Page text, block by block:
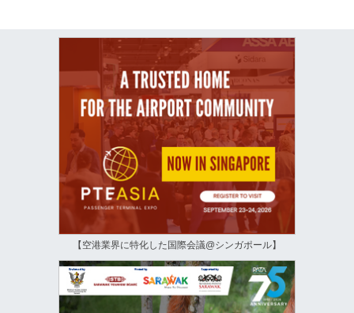
【空港業界に特化した国際会議@シンガポール】